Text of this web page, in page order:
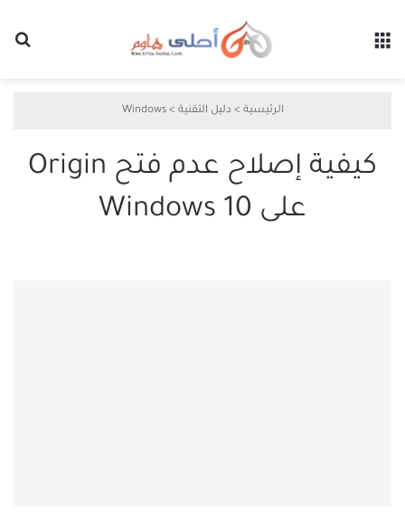
الرئيسية > دليل التقنية >
Windows
كيفية إصلاح عدم فتح Origin
على Windows 10